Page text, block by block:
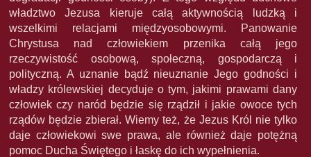
władztwo Jezusa kieruje całą aktywnością ludzką i
wszelkimi relacjami międzyosobowymi. Panowanie
Chrystusa nad człowiekiem przenika całą jego
rzeczywistość osobową, społeczną, gospodarczą i
polityczną. A uznanie bądź nieuznanie Jego godności i
władzy królewskiej decyduje o tym, jakimi prawami dany
człowiek czy naród będzie się rządził i jakie owoce tych
rządów będzie zbierał. Wiemy też, że Jezus Król nie tylko
daje człowiekowi swe prawa, ale również daje potężną
pomoc Ducha Świętego i łaskę do ich wypełnienia.